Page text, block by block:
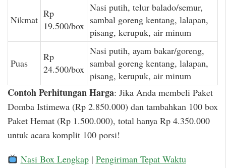
Nikmat
Rp
19.500/box
Nasi putih, telur balado/semur,
sambal goreng kentang, lalapan,
pisang, kerupuk, air minum
Puas
Rp
24.500/box
Nasi putih, ayam bakar/goreng,
sambal goreng kentang, lalapan,
pisang, kerupuk, air minum
Contoh Perhitungan Harga: Jika Anda membeli Paket
Domba Istimewa (Rp 2.850.000) dan tambahkan 100 box
Paket Hemat (Rp 1.500.000), total hanya Rp 4.350.000
untuk acara komplit 100 porsi!
Nasi Box Lengkap| Pengiriman Tepat Waktu